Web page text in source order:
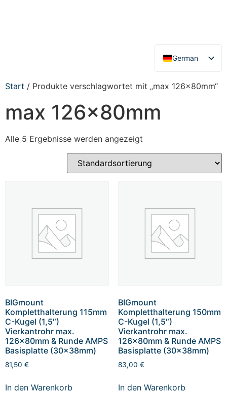
German
English
Start / Produkte verschlagwortet mit „max 126x80mm“
max 126x80mm
Alle 5 Ergebnisse werden angezeigt
BIGmount
Kompletthalterung 115mm
C-Kugel (1,5″)
Vierkantrohr max.
126x80mm & Runde AMPS
Basisplatte (30x38mm)
81,50 €
In den Warenkorb
BIGmount
Kompletthalterung 150mm
C-Kugel (1,5″)
Vierkantrohr max.
126x80mm & Runde AMPS
Basisplatte (30x38mm)
83,00 €
In den Warenkorb